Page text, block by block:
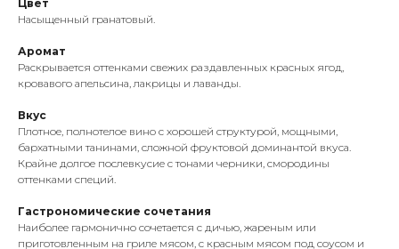
Цвет
Насыщенный гранатовый.
Аромат
Раскрывается оттенками свежих раздавленных красных ягод,
кровавого апельсина, лакрицы и лаванды.
Вкус
Плотное, полнотелое вино с хорошей структурой, мощными,
бархатными танинами, сложной фруктовой доминантой вкуса.
Крайне долгое послевкусие с тонами черники, смородины
оттенками специй.
Гастрономические сочетания
Наиболее гармонично сочетается с дичью, жареным или
приготовленным на гриле мясом, с красным мясом под соусом и